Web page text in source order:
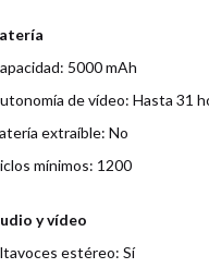
5000 mAh
de vídeo: Hasta 31
extraíble: No
mínimos: 1200
y vídeo
estéreo: Sí